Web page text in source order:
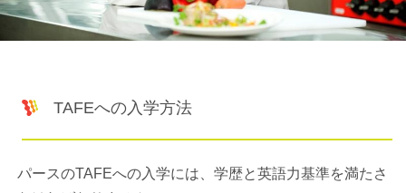
TAFEへの入学方法
パースのTAFEへの入学には、学歴と英語力基準を満たさ